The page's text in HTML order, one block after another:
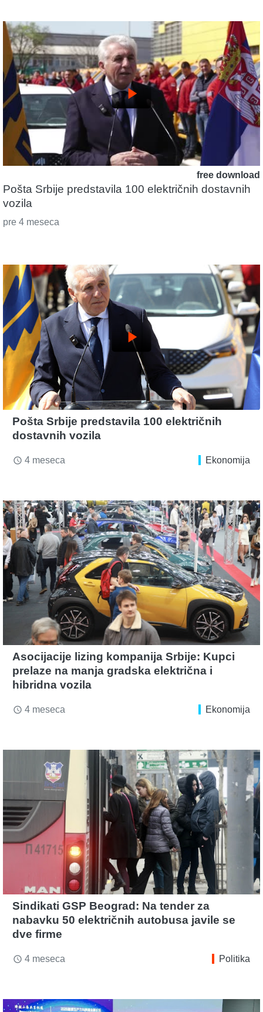
play_arrow
free download
Pošta Srbije predstavila 100 električnih dostavnih
vozila
pre 4 meseca
play_arrow
Pošta Srbije predstavila 100 električnih
dostavnih vozila
access_time 4 meseca Ekonomija
Asocijacije lizing kompanija Srbije: Kupci
prelaze na manja gradska električna i
hibridna vozila
access_time 4 meseca Ekonomija
Sindikati GSP Beograd: Na tender za
nabavku 50 električnih autobusa javile se
dve firme
access_time 4 meseca Politika